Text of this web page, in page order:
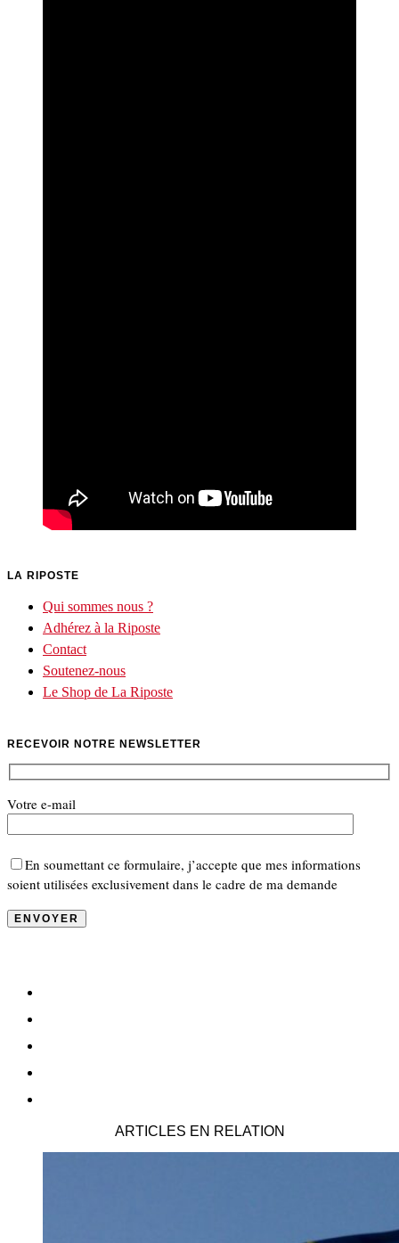
LA RIPOSTE
Qui sommes nous ?
Adhérez à la Riposte
Contact
Soutenez-nous
Le Shop de La Riposte
RECEVOIR NOTRE NEWSLETTER
Votre e-mail
En soumettant ce formulaire, j’accepte que mes informations
soient utilisées exclusivement dans le cadre de ma demande
ARTICLES EN RELATION